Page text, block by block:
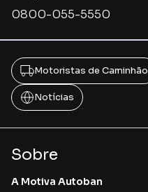
0800-055-5550
Motoristas de Caminhão
Notícias
Sobre
A Motiva Autoban